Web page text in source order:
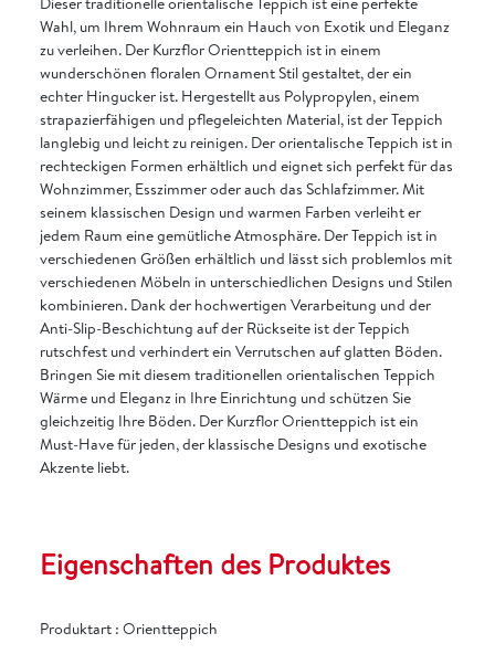
Wahl, um Ihrem Wohnraum ein Hauch von Exotik und Eleganz
zu verleihen. Der Kurzflor Orientteppich ist in einem
wunderschönen floralen Ornament Stil gestaltet, der ein
echter Hingucker ist. Hergestellt aus Polypropylen, einem
strapazierfähigen und pflegeleichten Material, ist der Teppich
langlebig und leicht zu reinigen. Der orientalische Teppich ist in
rechteckigen Formen erhältlich und eignet sich perfekt für das
Wohnzimmer, Esszimmer oder auch das Schlafzimmer. Mit
seinem klassischen Design und warmen Farben verleiht er
jedem Raum eine gemütliche Atmosphäre. Der Teppich ist in
verschiedenen Größen erhältlich und lässt sich problemlos mit
verschiedenen Möbeln in unterschiedlichen Designs und Stilen
kombinieren. Dank der hochwertigen Verarbeitung und der
Anti-Slip-Beschichtung auf der Rückseite ist der Teppich
rutschfest und verhindert ein Verrutschen auf glatten Böden.
Bringen Sie mit diesem traditionellen orientalischen Teppich
Wärme und Eleganz in Ihre Einrichtung und schützen Sie
gleichzeitig Ihre Böden. Der Kurzflor Orientteppich ist ein
Must-Have für jeden, der klassische Designs und exotische
Akzente liebt.
Eigenschaften des Produktes
Produktart : Orientteppich